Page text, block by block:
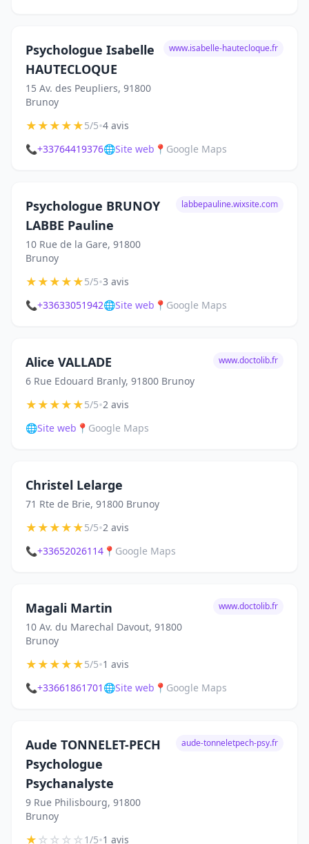
Psychologue Isabelle
HAUTECLOQUE
15 Av. des Peupliers, 91800
Brunoy
www.isabelle-hautecloque.fr
★★★★★5/5•4 avis
📞+33764419376🌐Site web 📍 Google Maps
Psychologue BRUNOY
LABBE Pauline
10 Rue de la Gare, 91800
Brunoy
labbepauline.wixsite.com
★★★★★5/5•3 avis
📞+33633051942🌐Site web 📍 Google Maps
Alice VALLADE
6 Rue Edouard Branly, 91800 Brunoy
www.doctolib.fr
★★★★★5/5•2 avis
🌐Site web 📍 Google Maps
Christel Lelarge
71 Rte de Brie, 91800 Brunoy
★★★★★5/5•2 avis
📞+33652026114 📍 Google Maps
Magali Martin
10 Av. du Marechal Davout, 91800
Brunoy
www.doctolib.fr
★★★★★5/5•1 avis
📞+33661861701 🌐Site web 📍 Google Maps
Aude TONNELET-PECH
Psychologue
Psychanalyste
9 Rue Philisbourg, 91800
Brunoy
aude-tonneletpech-psy.fr
★☆☆☆☆1/5•1 avis